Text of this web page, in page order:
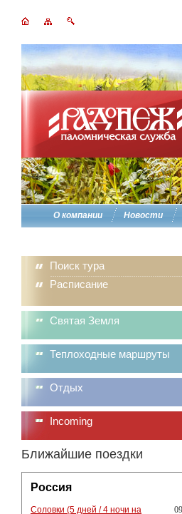
О компании Новости
Поиск тура
Расписание
Святая Земля
Теплоходные маршруты
Отдых
Incoming
Ближайшие поездки
Россия
Соловки (5 дней / 4 ночи на